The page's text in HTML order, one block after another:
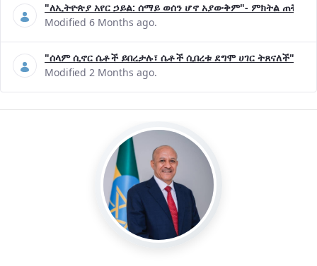
"ለኢትዮጵያ አየር ኃይል: ሰማይ ወሰን ሆኖ አያውቅም"- ምክትል ጠቅላይ
Modified 6 Months ago.
"ሰላም ሲኖር ሴቶች ይበረታሉ፣ ሴቶች ሲበረቱ ደግሞ ሀገር ትጸናለች"-
Modified 2 Months ago.